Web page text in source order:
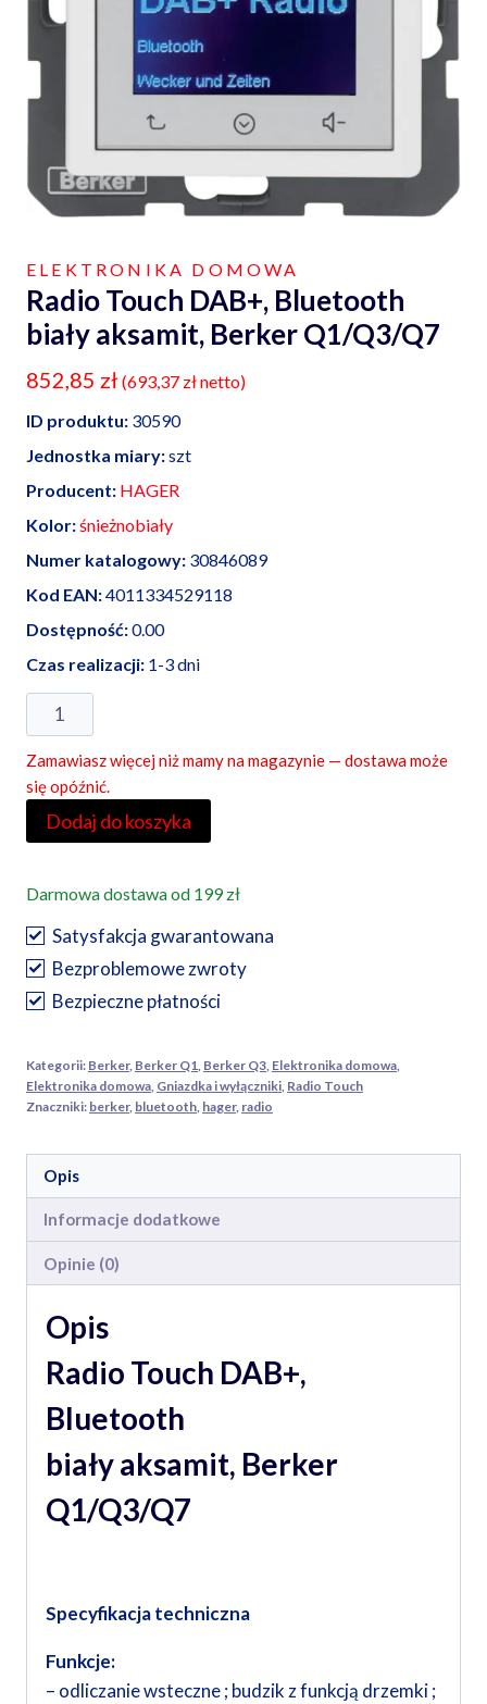
ELEKTRONIKA DOMOWA
Radio Touch DAB+, Bluetooth
biały aksamit, Berker Q1/Q3/Q7
852,85 zł (693,37 złnetto)
ID produktu: 30590
Jednostka miary:szt
Producent: HAGER
Kolor:śnieżnobiały
Numer katalogowy: 30846089
Kod EAN:4011334529118
Dostępność:0.00
Czas realizacji: 1-3 dni
ilość
Radio
Touch
DAB+,
Bluetooth
Q1/Q3/Q7
Zamawiasz więcej niż mamy na magazynie — dostawa może
się opóźnić.
Dodaj do koszyka
Darmowa dostawa od 199 zł
Satysfakcja gwarantowana
Bezproblemowe zwroty
Bezpieczne płatności
Kategorii: Berker, Berker Q1 Berker Q3 Elektronika domowa
Elektronika domowa Gniazdka i wyłączniki Radio Touch
Znaczniki: berker, bluetooth hager, radio
Opis
Informacje dodatkowe
Opinie (0)
Opis
Radio Touch DAB+,
Bluetooth
biały aksamit, Berker
Q1/Q3/Q7
Specyfikacja techniczna
Funkcje:
– odliczanie wsteczne ; budzik z funkcją drzemki ;